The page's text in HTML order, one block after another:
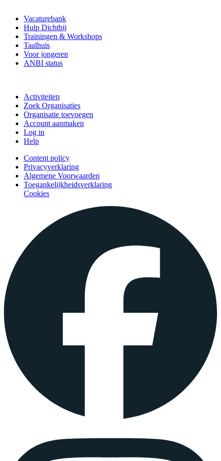
Vacaturebank
Hulp Dichtbij
Trainingen & Workshops
Taalhuis
Voor jongeren
ANBI status
Activiteiten
Zoek Organisaties
Organisatie toevoegen
Account aanmaken
Log in
Help
Content policy
Privacyverklaring
Algemene Voorwaarden
Toegankelijkheidsverklaring
Cookies